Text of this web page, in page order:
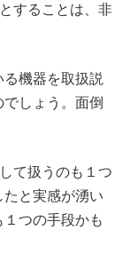
することは、非
機器を取扱説
しょう。面倒
て扱うのも１つ
と実感が湧い
つの手段かも